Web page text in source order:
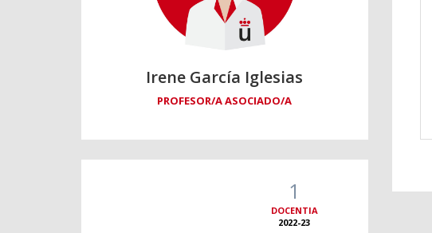
Irene García Iglesias
PROFESOR/A ASOCIADO/A
1
DOCENTIA
2022-23